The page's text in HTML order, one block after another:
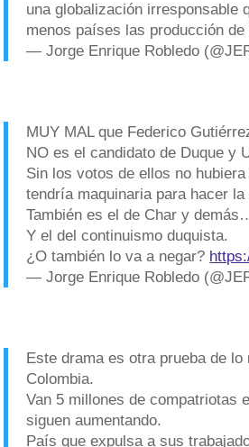
una globalización irresponsable
menos países las producción de
— Jorge Enrique Robledo
MUY MAL que Federico
NO es el candidato de Duque y
Sin los votos de ellos no
tendría maquinaria para hacer la
También es el de Char y
Y el del continuismo duquista.
¿O también lo va a negar?
— Jorge Enrique Robledo
Este drama es otra prueba de lo
Colombia.
Van 5 millones de compatriotas
siguen aumentando.
País que expulsa a sus